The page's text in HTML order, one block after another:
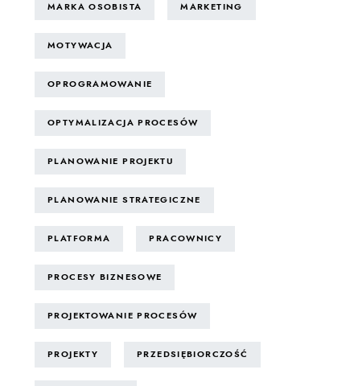
MARKA OSOBISTA MARKETING
MOTYWACJA
OPROGRAMOWANIE
OPTYMALIZACJA PROCESÓW
PLANOWANIE PROJEKTU
PLANOWANIE STRATEGICZNE
PLATFORMA PRACOWNICY
PROCESY BIZNESOWE
PROJEKTOWANIE PROCESÓW
PROJEKTY PRZEDSIĘBIORCZOŚĆ